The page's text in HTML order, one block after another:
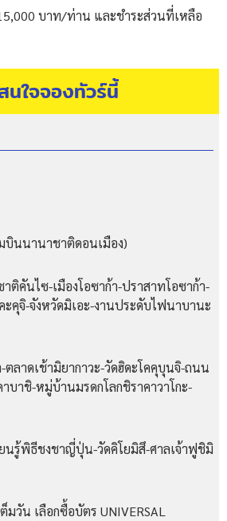
บาท/ท่าน และชำระส่วนที่เหลือ
นใจจองทัวร์นี้
บินนานาชาติดอนเมือง)
ติคันไซ-เมืองโอซาก้า-ปราสาทโอซาก้า-
ะคุจิ-จังหวัดมิเอะ-งานประดับไฟนาบานะ
ตลาดเช้ามิยากาวะ-วัดฮิดะโคคุบุนจิ-ถนน
าชิ-หมู่บ้านมรดกโลกชิราคาวาโกะ-
ยนรู้พิธีชงชาญี่ปุ่น-วัดคิโยมิสึ-ศาลเจ้าฟูชิมิ
มวัน เลือกซื้อบัตร UNIVERSAL